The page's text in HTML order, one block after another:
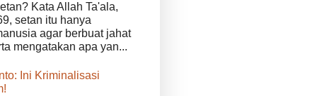
Kata Allah Ta'ala,
setan itu hanya
agar berbuat jahat
mengatakan apa yan...
Ini Kriminalisasi